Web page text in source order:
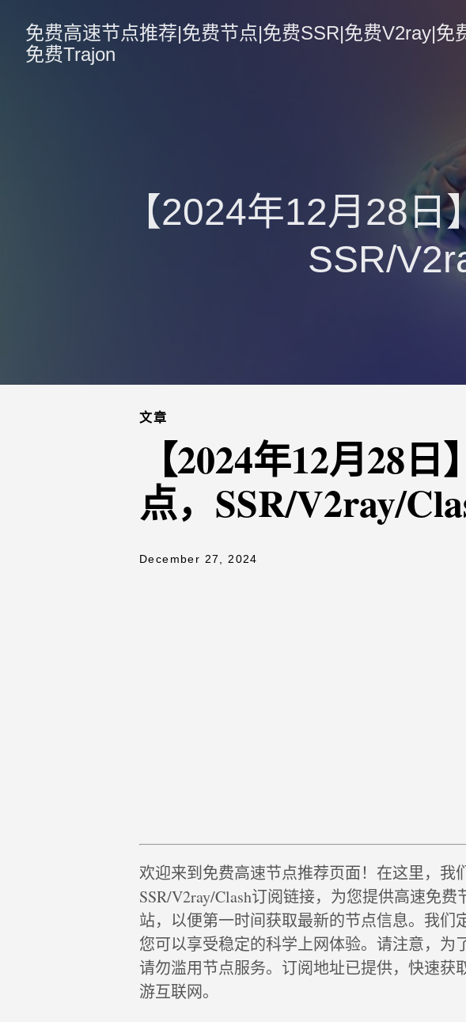
免费高速节点推荐|免费节点|免费SSR|免费V2ray|免
免费Trajon
【2024年12月28日
SSR/
文章
【2024年12月28
点，SSR/V2ray/
December 27, 2024
欢迎来到免费高速节点推荐页面！在这里，我
SSR/V2ray/Clash订阅链接，为您提供高速免
站，以便第一时间获取最新的节点信息。我们
您可以享受稳定的科学上网体验。请注意，为
请勿滥用节点服务。订阅地址已提供，快速获
游互联网。